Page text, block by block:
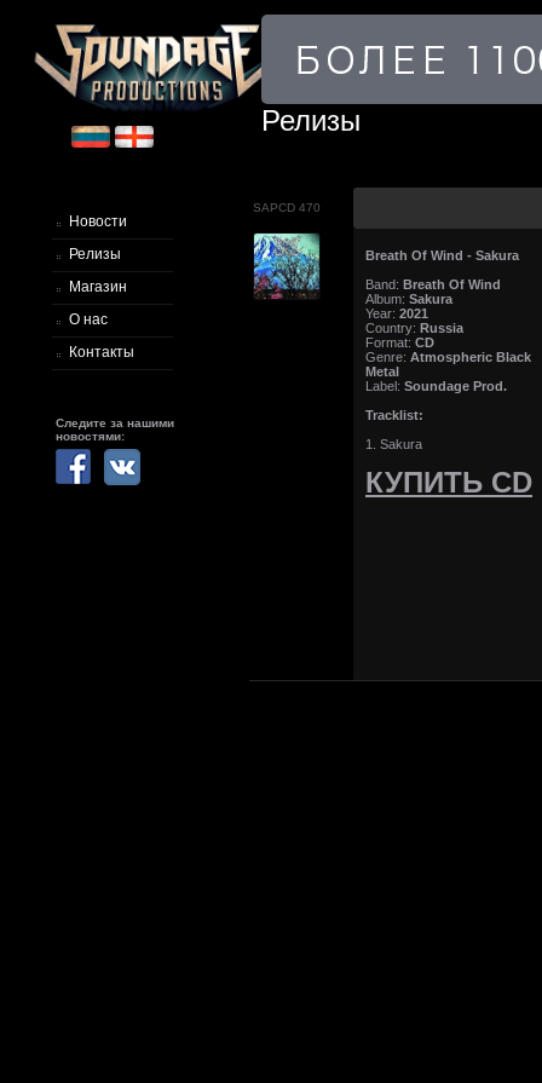
Новости
Релизы
Магазин
О нас
Контакты
Следите за нашими
новостями:
Релизы
SAPCD 470
Breath Of Wind - Sakura
Band: Breath Of Wind
Album: Sakura
Year: 2021
Country: Russia
Format: CD
Genre: Atmospheric Black
Metal
Label: Soundage Prod.
Tracklist:
1. Sakura
КУПИТЬ CD